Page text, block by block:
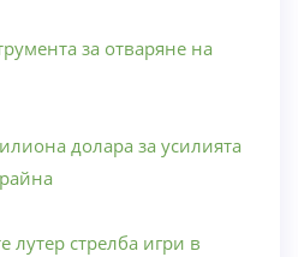
за отваряне на
долара за усилията
лутер стрелба игри в